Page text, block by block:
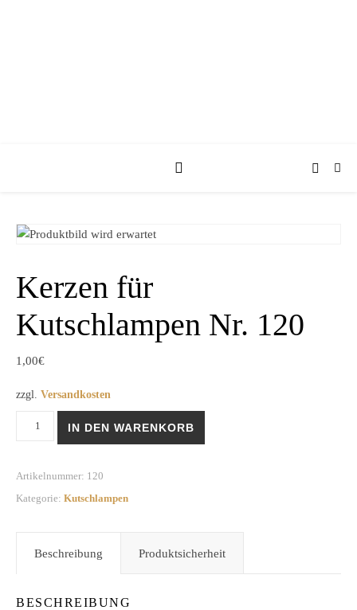
Kerzen für
Kutschlampen Nr. 120
1,00€
zzgl. Versandkosten
Kerzen für Kutschlampen Nr. 120 Menge
IN DEN WARENKORB
Artikelnummer: 120
Kategorie: Kutschlampen
Beschreibung Produktsicherheit
BESCHREIBUNG